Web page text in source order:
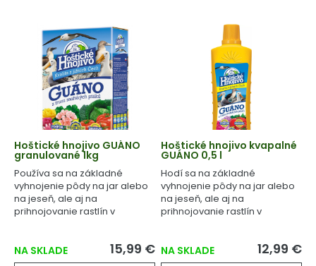
Hoštické hnojivo GUÁNO
granulované 1kg
Používa sa na základné
vyhnojenie pôdy na jar alebo
na jeseň, ale aj na
prihnojovanie rastlín v
NA SKLADE 15,99 €
Hoštické hnojivo kvapalné
GUÁNO 0,5 l
Hodí sa na základné
vyhnojenie pôdy na jar alebo
na jeseň, ale aj na
prihnojovanie rastlín v
NA SKLADE 12,99 €